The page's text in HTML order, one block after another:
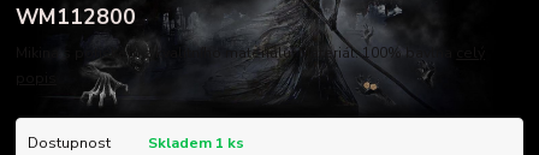
WM112800
Mikina s potiskem z kvalitního materiálu. Materiál: 100% bavlna
Dostupnost
Skladem 1 ks